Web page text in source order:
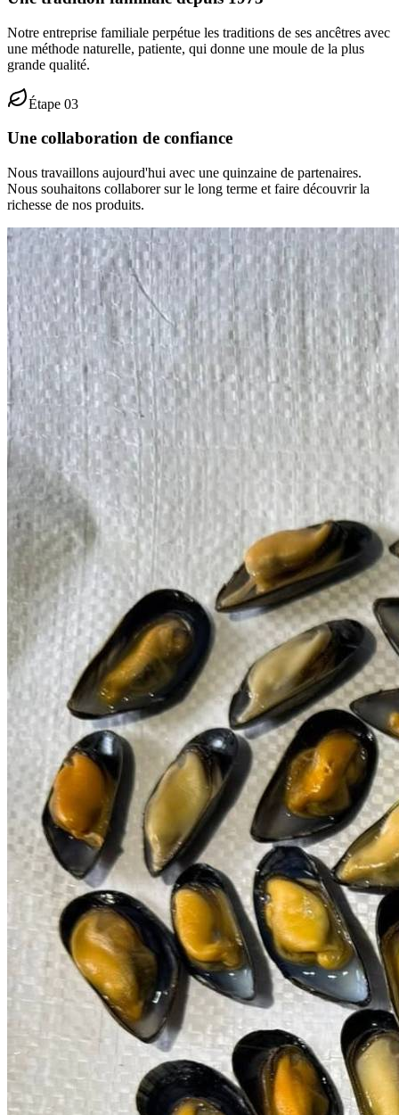
Notre entreprise familiale perpétue les traditions de ses ancêtres avec
une méthode naturelle, patiente, qui donne une moule de la plus
grande qualité.
Étape 03
Une collaboration de confiance
Nous travaillons aujourd'hui avec une quinzaine de partenaires.
Nous souhaitons collaborer sur le long terme et faire découvrir la
richesse de nos produits.